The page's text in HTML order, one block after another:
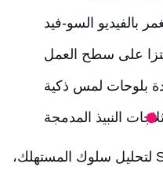
بالفيديو السو-فيد
على سطح العمل
بلوحات لمس ذكية
النبيذ المدمجة
استخدم Sell The Trend لتحليل سلوك المستهلك،